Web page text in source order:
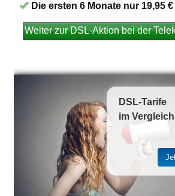
Die ersten 6 Monate nur 19,95 €
Weiter zur DSL-Aktion bei der
DSL-Tarife
im Vergleich